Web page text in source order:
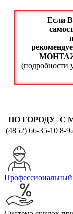
Если
(подробности
ПО ГОРОДУ С
(4852) 66-35-10 8-